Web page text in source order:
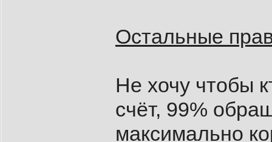
Остальные
Не хочу чтобы
счёт, 99%
максимально